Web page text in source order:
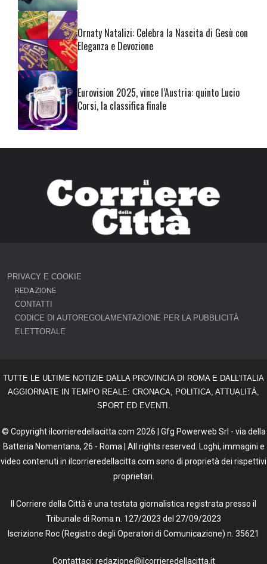
Ornaty Natalizi: Celebra la Nascita di Gesù con
Eleganza e Devozione
Eurovision 2025, vince l’Austria: quinto Lucio
Corsi, la classifica finale
PRIVACY E COOKIE
REDAZIONE
CONTATTI
CODICE DI AUTOREGOLAMENTAZIONE PER LA PUBBLICITÀ
ELETTORALE
TUTTE LE ULTIME NOTIZIE DALLA PROVINCIA DI ROMA E DALL'ITALIA
AGGIORNATE IN TEMPO REALE: CRONACA, POLITICA, ATTUALITÀ,
SPORT ED EVENTI.
© Copyright ilcorrieredellacitta.com 2026 | Gfg Powerweb Srl - via della
Batteria Nomentana, 26 - Roma | All rights reserved. Loghi, immagini e
video contenuti in ilcorrieredellacitta.com sono di proprietà dei rispettivi
proprietari.
Il Corriere della Città è una testata giornalistica registrata presso il
Tribunale di Roma n. 127/2023 del 27/09/2023
Iscrizione Roc (Registro degli Operatori di Comunicazione) n. 35621
Contattaci: redazione@ilcorrieredellacitta.it